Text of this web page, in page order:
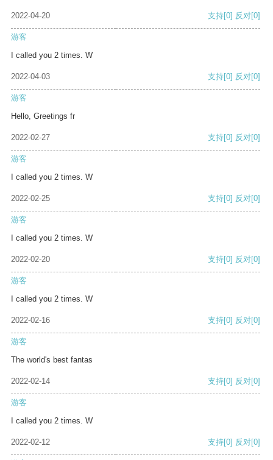
2022-04-20 支持[0] 反对[0]
游客
I called you 2 times. W
2022-04-03 支持[0] 反对[0]
游客
Hello, Greetings fr
2022-02-27 支持[0] 反对[0]
游客
I called you 2 times. W
2022-02-25 支持[0] 反对[0]
游客
I called you 2 times. W
2022-02-20 支持[0] 反对[0]
游客
I called you 2 times. W
2022-02-16 支持[0] 反对[0]
游客
The world's best fantas
2022-02-14 支持[0] 反对[0]
游客
I called you 2 times. W
2022-02-12 支持[0] 反对[0]